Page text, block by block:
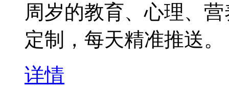
周岁的教育、心理、
定制，每天精准推送。
详情